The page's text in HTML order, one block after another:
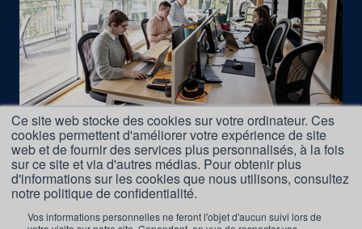
Ce site web stocke des cookies sur votre ordinateur. Ces
cookies permettent d'améliorer votre expérience de site
web et de fournir des services plus personnalisés, à la fois
sur ce site et via d'autres médias. Pour obtenir plus
d'informations sur les cookies que nous utilisons, consultez
notre politique de confidentialité.
Vos informations personnelles ne feront l'objet d'aucun suivi lors de
Nous rejoindre
Accès Formations
Nos Partenaires
Mentions légales